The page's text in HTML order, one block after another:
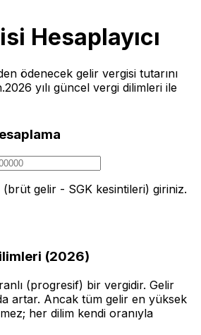
Hesaplayıcı
ödenecek gelir vergisi tutarını
2026 yılı güncel vergi dilimleri ile
(brüt gelir - SGK kesintileri) giriniz.
(2026)
(progresif) bir vergidir. Gelir
artar. Ancak tüm gelir en yüksek
her dilim kendi oranıyla